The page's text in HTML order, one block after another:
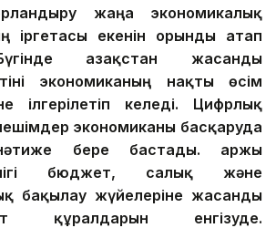
жаңа экономикалық
іргетасы екенін орынды атап
Қазақстан жасанды
экономиканың нақты өсім
ілгерілетіп келеді. Цифрлық
экономиканы басқаруда
бере бастады. Қаржы
бюджет, салық және
бақылау жүйелеріне жасанды
құралдарын енгізуде.